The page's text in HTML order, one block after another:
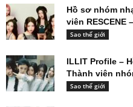
Hồ sơ nhóm
viên RESCENE
Sao thế giới
ILLIT Profile –
Thành viên
Sao thế giới